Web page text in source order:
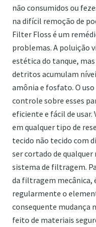
não consumidos ou
na difícil remoção de
Filter Floss é um
problemas. A poluição
estética do tanque,
detritos acumulam
amônia e fosfato. O
controle sobre esses
eficiente e fácil de
em qualquer tipo de
tecido não tecido com
ser cortado de qualquer
sistema de filtragem.
da filtragem mecânica,
regularmente o
consequente mudança
feito de materiais